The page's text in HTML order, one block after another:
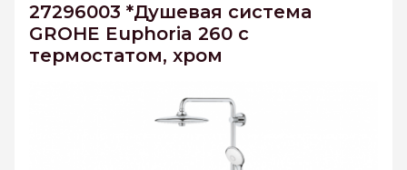
27296003 *Душевая система
GROHE Euphoria 260 с
термостатом, хром